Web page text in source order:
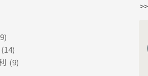
(14)
(9)